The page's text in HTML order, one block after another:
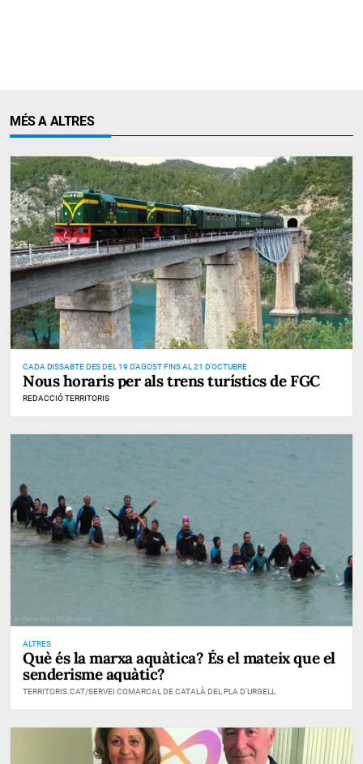
MÉS A ALTRES
CADA DISSABTE DES DEL 19 D'AGOST FINS AL 21 D'OCTUBRE
Nous horaris per als trens turístics de FGC
REDACCIÓ TERRITORIS
ALTRES
Què és la marxa aquàtica? És el mateix que el
senderisme aquàtic?
TERRITORIS.CAT/SERVEI COMARCAL DE CATALÀ DEL PLA D'URGELL